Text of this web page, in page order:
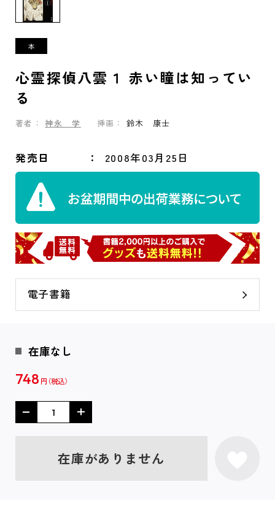
心霊探偵八雲１ 赤い瞳は知ってい
る
著者： 神永 学 挿画： 鈴木 康士
発売日 2008年03月25日
電子書籍
在庫なし
748 円
在庫がありません